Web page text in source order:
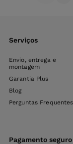
Serviços
Envio, entrega e
montagem
Garantia Plus
Blog
Perguntas Frequentes
Pagamento seguro